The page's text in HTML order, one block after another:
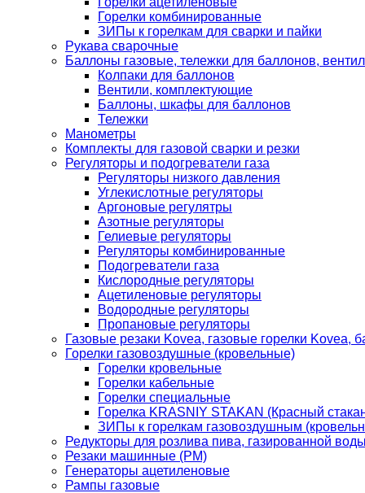
Горелки комбинированные
ЗИПы к горелкам для сварки и пайки
Рукава сварочные
Баллоны газовые, тележки для баллонов,
Колпаки для баллонов
Вентили, комплектующие
Баллоны, шкафы для баллонов
Тележки
Манометры
Комплекты для газовой сварки и резки
Регуляторы и подогреватели газа
Регуляторы низкого давления
Углекислотные регуляторы
Аргоновые регулятры
Азотные регуляторы
Гелиевые регуляторы
Регуляторы комбинированные
Подогреватели газа
Кислородные регуляторы
Ацетиленовые регуляторы
Водородные регуляторы
Пропановые регуляторы
Газовые резаки Kovea, газовые горелки Kovea,
Горелки газовоздушные (кровельные)
Горелки кровельные
Горелки кабельные
Горелки специальные
Горелка KRASNIY STAKAN (Красный
ЗИПы к горелкам газовоздушным
Редукторы для розлива пива, газированной
Резаки машинные (РМ)
Генераторы ацетиленовые
Рампы газовые